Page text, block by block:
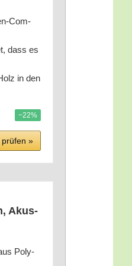
Com­
dass es
in den
−22%
prü­fen »
Akus­
Poly­